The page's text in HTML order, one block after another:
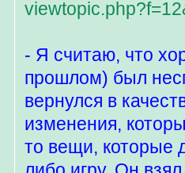
- Я считаю, что
прошлом) был
вернулся в
изменения,
то вещи, которые